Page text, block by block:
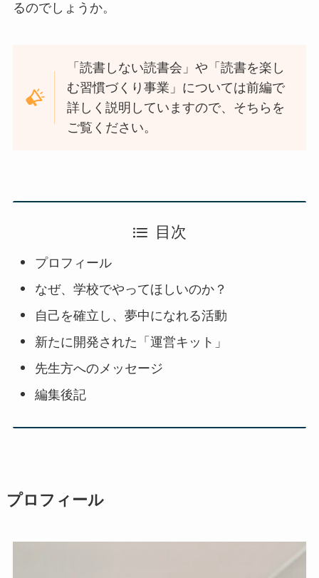
るのでしょうか。
「読書しない読書会」や「読書を楽し
む習慣づくり事業」については前編で
詳しく説明していますので、そちらを
ご覧ください。
目次
プロフィール
なぜ、学校でやってほしいのか？
自己を確立し、夢中になれる活動
新たに開発された「運営キット」
先生方へのメッセージ
編集後記
プロフィール